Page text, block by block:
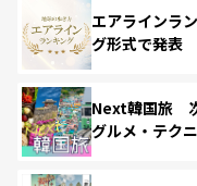
エアラインラ
グ形式で発表
Next韓国旅 次
グルメ・テク